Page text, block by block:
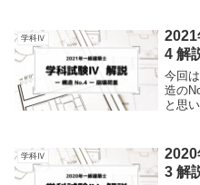
学科Ⅳ
2021
4 解
今回
造の
と思
この
わか...
学科Ⅳ
2020
3 解